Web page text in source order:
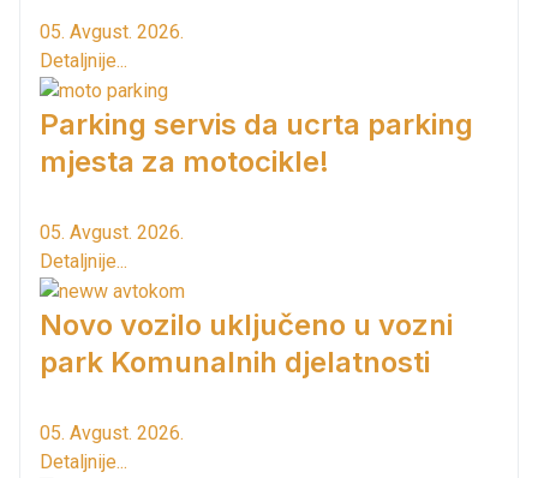
05. Avgust. 2026.
Detaljnije...
Parking servis da ucrta parking
mjesta za motocikle!
05. Avgust. 2026.
Detaljnije...
Novo vozilo uključeno u vozni
park Komunalnih djelatnosti
05. Avgust. 2026.
Detaljnije...